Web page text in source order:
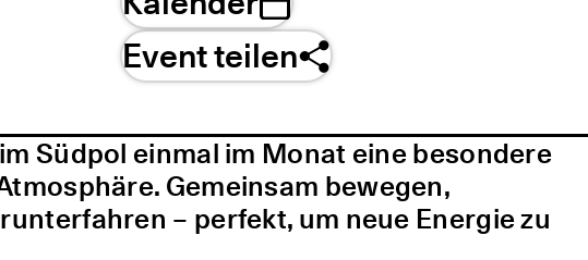
Event teilen
Südpol einmal im Monat eine besondere
Gemeinsam bewegen,
– perfekt, um neue Energie zu